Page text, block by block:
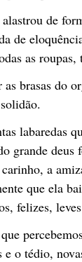
de
de
as roupas,
brasas do
labaredas
grande deus
a
que ela
felizes,
e o tédio,